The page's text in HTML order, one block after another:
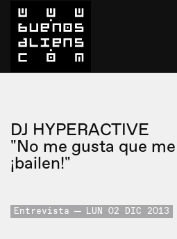
DJ HYPERACTIVE
"No me gusta que
¡bailen!"
Entrevista LUN 02 DIC 2013